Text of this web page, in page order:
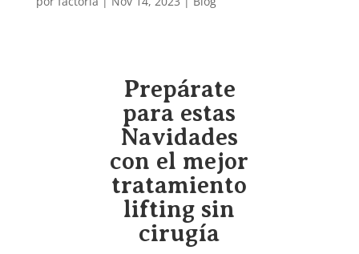
Prepárate
para estas
Navidades
con el mejor
tratamiento
lifting sin
cirugía